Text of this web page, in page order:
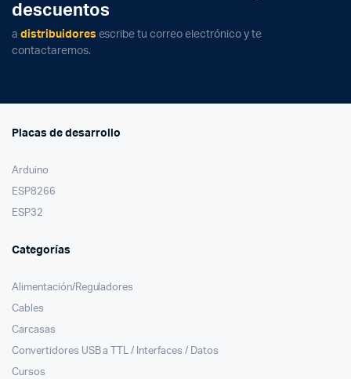
descuentos
a distribuidores escribe tu correo electrónico y te
contactaremos.
Placas de desarrollo
Arduino
ESP8266
ESP32
Categorías
Alimentación/Reguladores
Cables
Carcasas
Convertidores USB a TTL / Interfaces / Datos
Cursos